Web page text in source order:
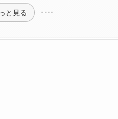
と見る